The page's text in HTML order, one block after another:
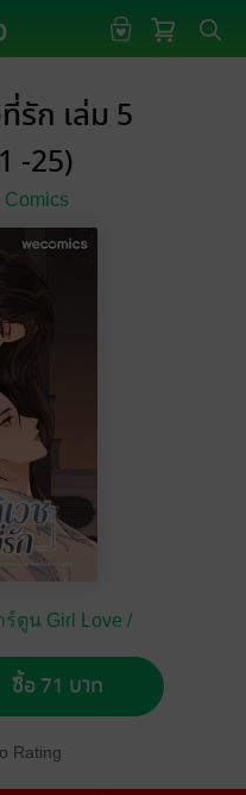
รัก เล่ม 5
-25)
Comics
ร์ตูน Girl Love /
ซื้อ 71 บาท
Rating